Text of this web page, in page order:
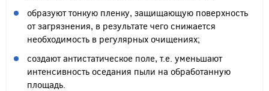
образуют тонкую пленку, защищающую поверхность
от загрязнения, в результате чего снижается
необходимость в регулярных очищениях;
создают антистатическое поле, т.е. уменьшают
интенсивность оседания пыли на обработанную
площадь.